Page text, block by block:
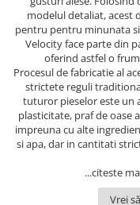
CEASURI DE INTERIOR
OBIECTE DECORATIVE
VAZE DECORATIVE
PRODUSE PENTRU
FRAPIERE
PAHARE SI ACCESORII
SET PENTRU BĂUTURI
ACCESORII PENTRU
MIRANDA KERR
NEW COUNTRY ROSES
ROSECONFETTI
POLKA ROSE
GEORGIA
SAMOA
PIVOINE
CHARDONS GOLD,
CHINELLI
COLECTII
BOURGOGNE
LUXE
LUCREZIA
ELISA
TONDO DONI
WEDGWOOD
ROYAL DOULTON
COLECTII
GOCCIA
VESTA
CORPORATE
FLOWER
BABY COLLECTION
modelul detaliat, acest
pentru pentru minunata
Velocity face parte din
oferind astfel o
Procesul de fabricatie al
strictete reguli
tuturor pieselor este un
plasticitate, praf de oase
impreuna cu alte
si apa, dar in cantitati
...citeste